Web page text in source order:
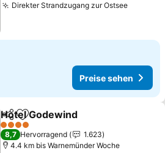
Direkter Strandzugang zur Ostsee
Preise sehen
TeilenZu Favoriten hinzufügen
Hotel Godewind
4 Sterne
8,7 Hervorragend
1.623
4.4 km bis Warnemünder Woche